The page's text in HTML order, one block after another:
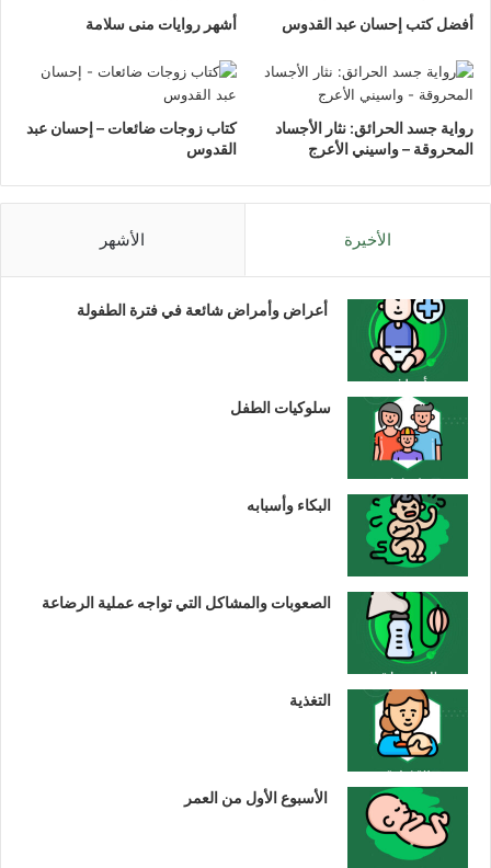
أفضل كتب إحسان عبد القدوس أشهر روايات منى سلامة
رواية جسد الحرائق: نثار الأجساد
المحروقة – واسيني الأعرج
كتاب زوجات ضائعات – إحسان عبد
القدوس
الأخيرة الأشهر
أعراض وأمراض شائعة في فترة الطفولة
سلوكيات الطفل
البكاء وأسبابه
الصعوبات والمشاكل التي تواجه عملية الرضاعة
التغذية
الأسبوع الأول من العمر